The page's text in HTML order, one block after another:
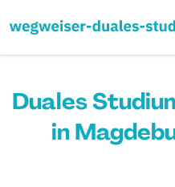
Duales
in